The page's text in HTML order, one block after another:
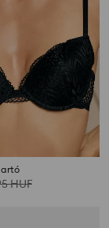
HUF